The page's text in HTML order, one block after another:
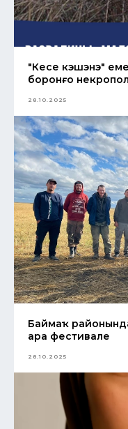
"Кесе кэшэнэ"
боронғо
28.10.2025
Баймаҡ
ара фестивале
28.10.2025